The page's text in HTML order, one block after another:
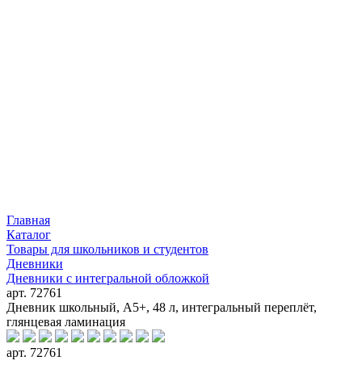
Главная
Каталог
Товары для школьников и студентов
Дневники
Дневники с интегральной обложкой
арт. 72761
Дневник школьный, А5+, 48 л, интегральный переплёт,
глянцевая ламинация
арт. 72761